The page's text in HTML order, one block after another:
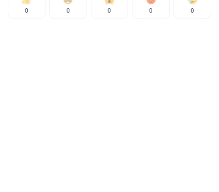
0 0 0 0 0